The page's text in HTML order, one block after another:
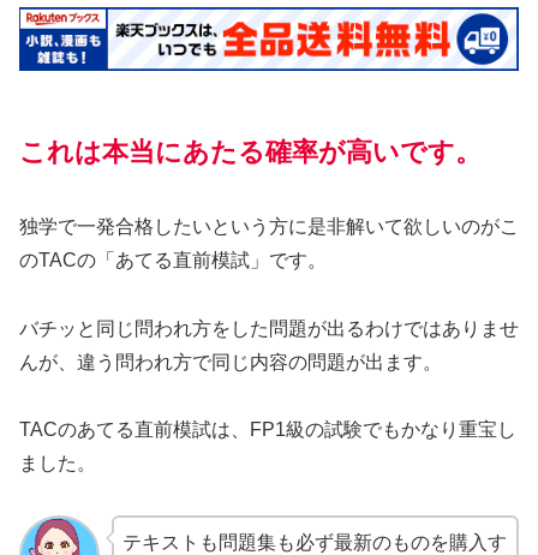
これは本当にあた る確率が高いです。
独学で一発合格したいという方に是非解いて欲しいのがこ
のTACの「あてる直前模試」です。
バチッと同じ問われ方をした問題が出るわけではありませ
んが、違う問われ方で同じ内容の問題が出ます。
TACのあてる直前模試は、FP1級の試験でもかなり重宝し
ました。
テキストも問題集も必ず最新のものを購入す